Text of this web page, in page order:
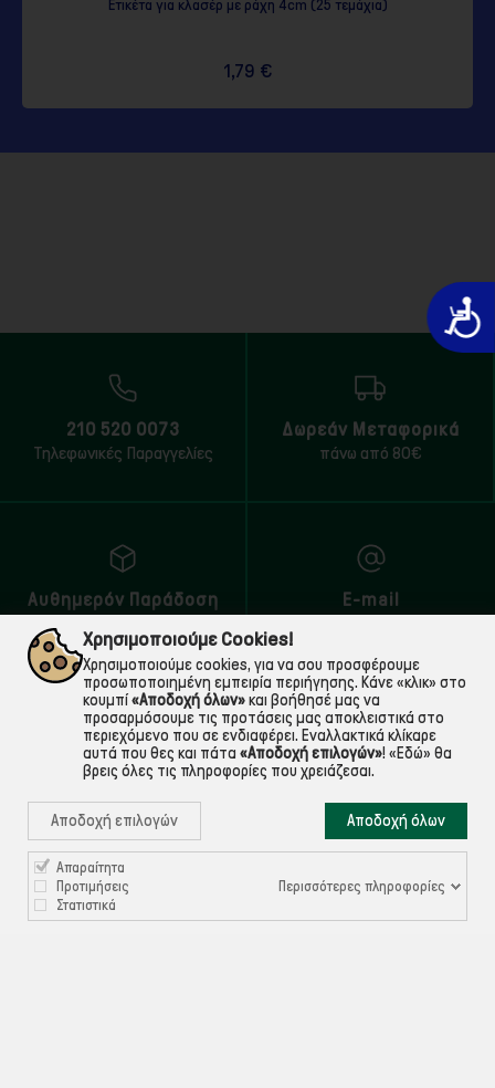
κλασέρ με ράχη 4cm (25 τεμάχια) Λευκό Κλασέρ από
210 520 0073
Τηλεφωνικές Παραγγελίες
Δωρεάν Μεταφορικά
πάνω από 80€
Αυθημερόν Παράδοση E-mail
ΠΛΗΡΟΦΟΡΙΕΣ
ΧΡΉΣΙΜΑ
Χρησιμοποιούμε Cookies!
Χρησιμοποιούμε cookies, για να σου προσφέρουμε
προσωποποιημένη εμπειρία περιήγησης. Κάνε «κλικ» στο
κουμπί«Αποδοχή όλων»και βοήθησέ μας να
προσαρμόσουμε τις προτάσεις μας αποκλειστικά στο
περιεχόμενο που σε ενδιαφέρει. Εναλλακτικά κλίκαρε
αυτά που θες και πάτα «Αποδοχή επιλογών»! «Εδώ» θα
βρεις όλες τις πληροφορίες που χρειάζεσαι.
Αποδοχή επιλογών Αποδοχή όλων
Απαραίτητα
Προτιμήσεις
Στατιστικά
Περισσότερες πληροφορίες